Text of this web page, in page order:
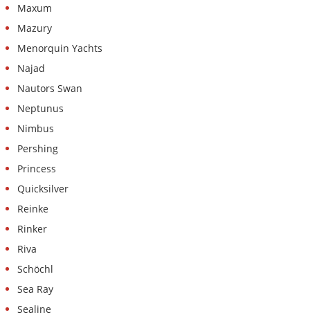
Maxum
Mazury
Menorquin Yachts
Najad
Nautors Swan
Neptunus
Nimbus
Pershing
Princess
Quicksilver
Reinke
Rinker
Riva
Schöchl
Sea Ray
Sealine